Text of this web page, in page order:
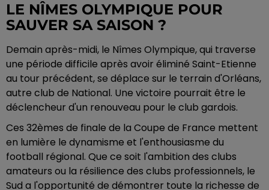
LE NÎMES OLYMPIQUE POUR
SAUVER SA SAISON ?
Demain après-midi, le Nîmes Olympique, qui traverse
une période difficile après avoir éliminé Saint-Etienne
au tour précédent, se déplace sur le terrain d'Orléans,
autre club de National. Une victoire pourrait être le
déclencheur d'un renouveau pour le club gardois.
Ces 32èmes de finale de la Coupe de France mettent
en lumière le dynamisme et l'enthousiasme du
football régional. Que ce soit l'ambition des clubs
amateurs ou la résilience des clubs professionnels, le
Sud a l'opportunité de démontrer toute la richesse de